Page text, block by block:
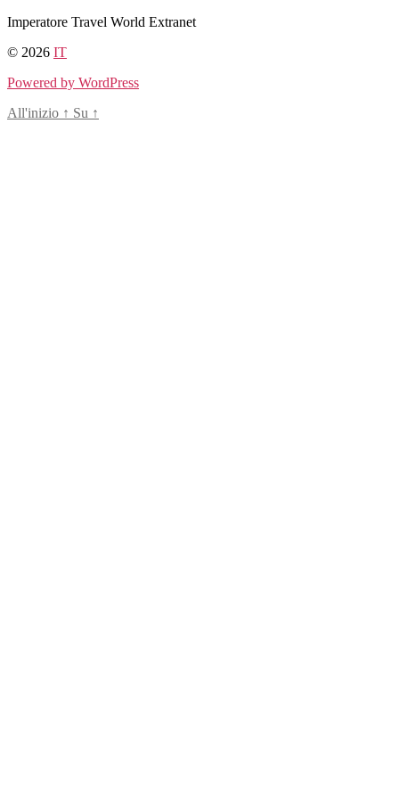
Salta
contenuto
Imperatore Travel World Extranet
© 2026 IT
Powered by WordPress
All'inizio ↑ Su ↑